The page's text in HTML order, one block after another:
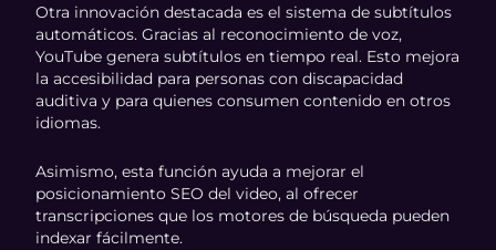
Otra innovación destacada es el sistema de subtítulos
automáticos. Gracias al reconocimiento de voz,
YouTube genera subtítulos en tiempo real. Esto mejora
la accesibilidad para personas con discapacidad
auditiva y para quienes consumen contenido en otros
idiomas.
Asimismo, esta función ayuda a mejorar el
posicionamiento SEO del video, al ofrecer
transcripciones que los motores de búsqueda pueden
indexar fácilmente.